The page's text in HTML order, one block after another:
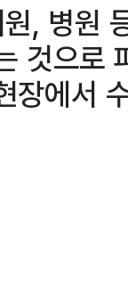
, 병원
것으로
장에서